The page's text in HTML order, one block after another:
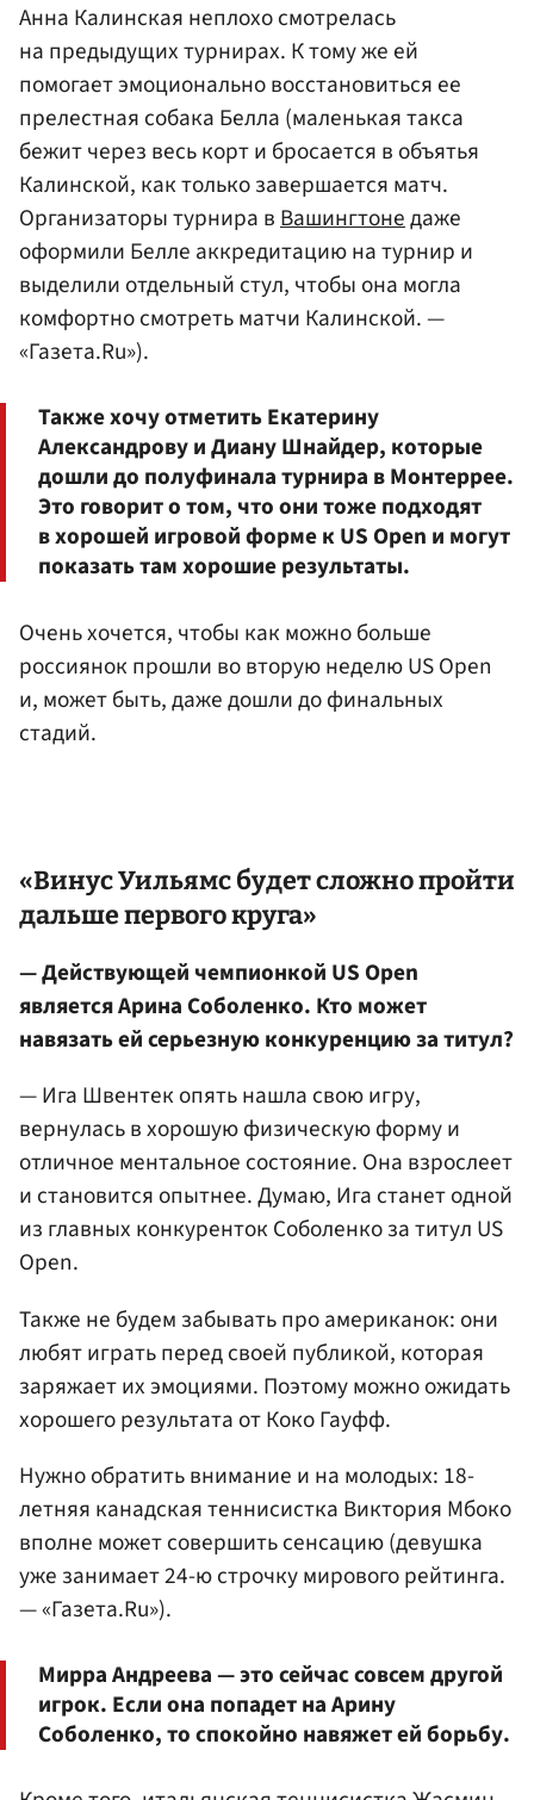
Анна Калинская неплохо смотрелась
на предыдущих турнирах. К тому же ей
помогает эмоционально восстановиться ее
прелестная собака Белла (маленькая такса
бежит через весь корт и бросается в объятья
Калинской, как только завершается матч.
Организаторы турнира вВашингтонедаже
оформили Белле аккредитацию на турнир и
выделили отдельный стул, чтобы она могла
комфортно смотреть матчи Калинской. —
«Газета.Ru»).
Также хочу отметить Екатерину
Александрову и Диану Шнайдер, которые
дошли до полуфинала турнира в Монтеррее.
Это говорит о том, что они тоже подходят
в хорошей игровой форме к US Open и могут
показать там хорошие результаты.
Очень хочется, чтобы как можно больше
россиянок прошли во вторую неделю US Open
и, может быть, даже дошли до финальных
стадий.
«Винус Уильямсбудет сложно пройти
дальше первого круга»
— Действующей чемпионкой US Open
является Арина Соболенко. Кто может
навязать ей серьезную конкуренцию за титул?
— Ига Швентек опять нашла свою игру,
вернулась в хорошую физическую форму и
отличное ментальное состояние. Она взрослеет
и становится опытнее. Думаю, Ига станет одной
из главных конкуренток Соболенко за титул US
Open.
Также не будем забывать про американок: они
любят играть перед своей публикой, которая
заряжает их эмоциями. Поэтому можно ожидать
хорошего результата от Коко Гауфф.
Нужно обратить внимание и на молодых: 18-
летняя канадская теннисистка Виктория Мбоко
вполне может совершить сенсацию (девушка
уже занимает 24-ю строчку мирового рейтинга.
— «Газета.Ru»).
Мирра Андреева — это сейчас совсем другой
игрок. Если она попадет на Арину
Соболенко, то спокойно навяжет ей борьбу.